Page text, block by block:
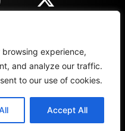
experience,
and analyze our traffic.
to our use of cookies.
Accept All
REZULTATI